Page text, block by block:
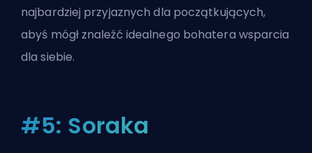
najbardziej przyjaznych dla początkujących,
abyś mógł znaleźć idealnego bohatera wsparcia
dla siebie.
#5: Soraka